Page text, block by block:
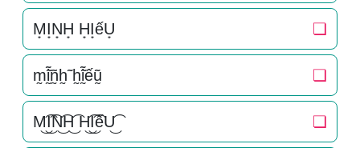
M͙I͙N͙H͙ H͙I͙ếU͙ ❏
m̰̃ḭ̃ñ̰h̰̃ h̰̃ḭ̃ếṵ̃ ❏
M͜͡I͜͡N͜͡H͜͡ H͜͡I͜͡ếU͜͡ ❏